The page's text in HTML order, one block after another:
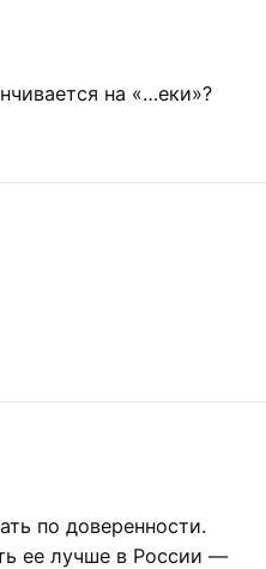
на «…еки»?
по доверенности.
ее лучше в России —